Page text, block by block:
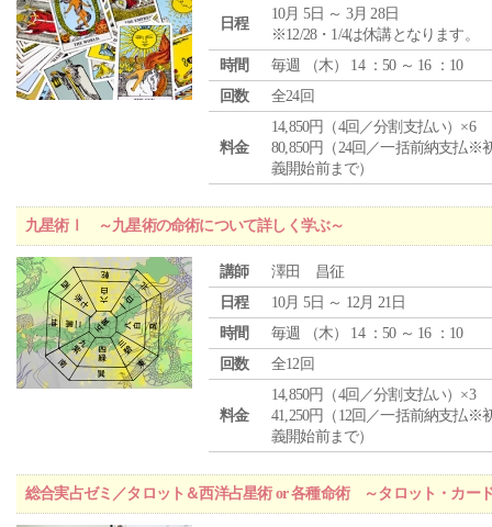
日程
10月 5日 ～ 3月 28日
※12/28・1/4は休講となります。
時間
毎週 （木） 14 ：50 ～ 16 ：10
回数
全24回
料金
14,850円（4回／分割支払い）×6
80,850円（24回／一括前納支払※
義開始前まで）
九星術Ⅰ ～九星術の命術について詳しく学ぶ～
講師
澤田 昌征
日程
10月 5日 ～ 12月 21日
時間
毎週 （木） 14 ：50 ～ 16 ：10
回数
全12回
料金
14,850円（4回／分割支払い）×3
41,250円（12回／一括前納支払※
義開始前まで）
総合実占ゼミ／タロット＆西洋占星術 or 各種命術 ～タロット・カー